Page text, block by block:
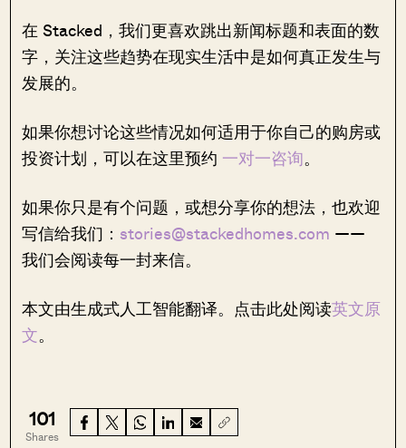
在 Stacked，我们更喜欢跳出新闻标题和表面的数
字，关注这些趋势在现实生活中是如何真正发生与
发展的。
如果你想讨论这些情况如何适用于你自己的购房或
投资计划，可以在这里预约 一对一咨询。
如果你只是有个问题，或想分享你的想法，也欢迎
写信给我们： stories@stackedhomes.com ——
我们会阅读每一封来信。
本文由生成式人工智能翻译。点击此处阅读英文原
文。
101
Shares